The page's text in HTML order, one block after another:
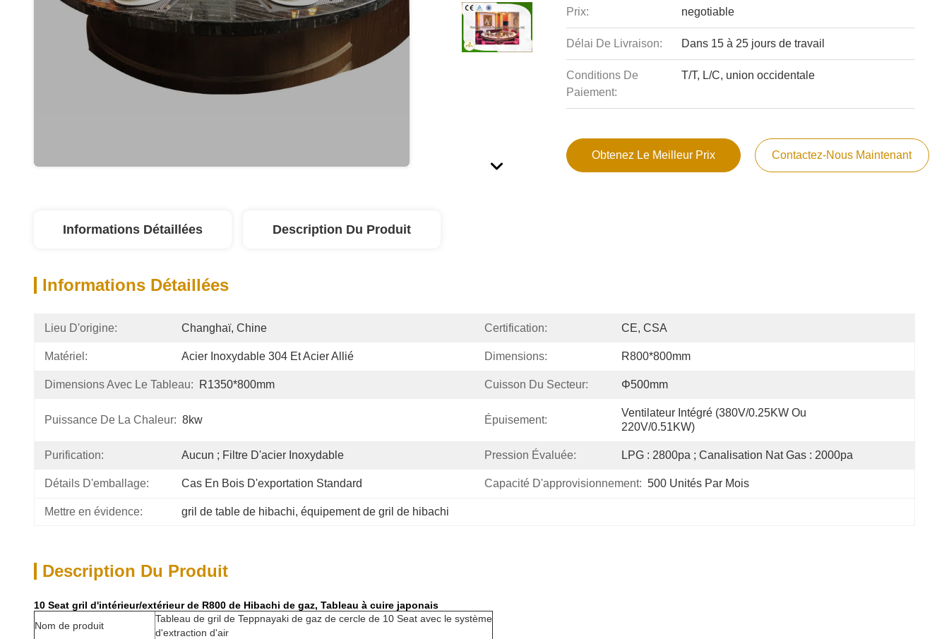
Prix: negotiable
Délai De Livraison: Dans 15 à 25 jours de travail
Conditions De
Paiement:
T/T, L/C, union occidentale
Obtenez Le Meilleur Prix Contactez-Nous Maintenant
Informations Détaillées Description Du Produit
Informations Détaillées
Lieu D'origine: Changhaï, Chine Certification: CE, CSA
Matériel: Acier Inoxydable 304 Et Acier Allié Dimensions: R800*800mm
Dimensions Avec Le Tableau: R1350*800mm Cuisson Du Secteur: Φ500mm
Puissance De La Chaleur: 8kw Épuisement:
Ventilateur Intégré (380V/0.25KW Ou
220V/0.51KW)
Purification: Aucun ; Filtre D'acier Inoxydable Pression Évaluée: LPG : 2800pa ; Canalisation Nat Gas : 2000pa
Détails D'emballage: Cas En Bois D'exportation Standard Capacité D'approvisionnement: 500 Unités Par Mois
Mettre en évidence: gril de table de hibachi, équipement de gril de hibachi
Description Du Produit
10 Seat gril d'intérieur/extérieur de R800 de Hibachi de gaz, Tableau à cuire japonais
Nom de produit
Tableau de gril de Teppnayaki de gaz de cercle de 10 Seat avec le système
d'extraction d'air